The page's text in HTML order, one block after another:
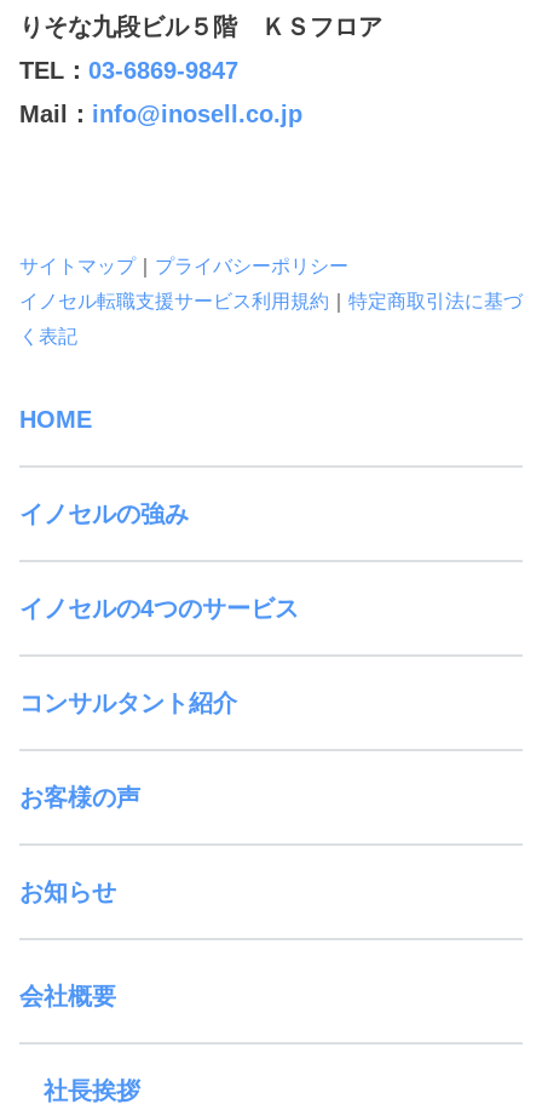
りそな九段ビル５階 ＫＳフロア
TEL： 03-6869-9847
Mail： info@inosell.co.jp
サイトマップ｜ プライバシーポリシー
イノセル転職支援サービス利用規約
特定商取引法に基づ
く表記
HOME
イノセルの強み
イノセルの4つのサービス
コンサルタント紹介
お客様の声
お知らせ
会社概要
社長挨拶